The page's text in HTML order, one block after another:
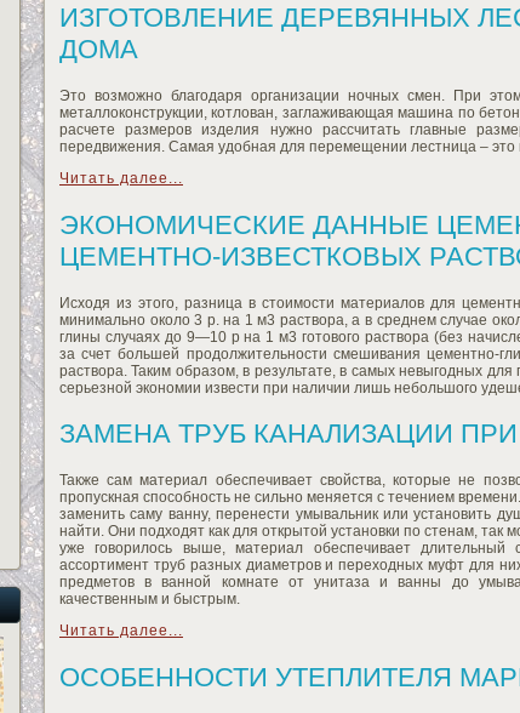
ИЗГОТОВЛЕНИЕ ДЕРЕВЯННЫХ
ДОМА
Это возможно благодаря организации ночных смен. При
металлоконструкции, котлован, заглаживающая машина по
расчете размеров изделия нужно рассчитать главные
передвижения. Самая удобная для перемещении лестница – это
Читать далее...
ЭКОНОМИЧЕСКИЕ ДАННЫЕ
ЦЕМЕНТНО-ИЗВЕСТКОВЫХ
Исходя из этого, разница в стоимости материалов для
минимально около 3 р. на 1 м3 раствора, а в среднем случае
глины случаях до 9—10 р на 1 м3 готового раствора (без
за счет большей продолжительности смешивания цементно-
раствора. Таким образом, в результате, в самых невыгодных
серьезной экономии извести при наличии лишь небольшого
ЗАМЕНА ТРУБ КАНАЛИЗАЦИИ
Также сам материал обеспечивает свойства, которые не
пропускная способность не сильно меняется с течением
заменить саму ванну, перенести умывальник или установить
найти. Они подходят как для открытой установки по стенам, так
уже говорилось выше, материал обеспечивает
ассортимент труб разных диаметров и переходных муфт для
предметов в ванной комнате от унитаза и ванны до
качественным и быстрым.
Читать далее...
ОСОБЕННОСТИ УТЕПЛИТЕЛЯ